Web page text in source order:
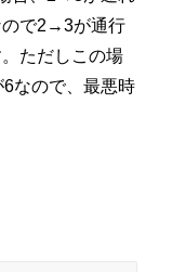
ので2→3が通行
ただしこの場
なので、最悪時